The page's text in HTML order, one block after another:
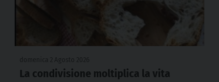
La condivisione moltiplica la vita